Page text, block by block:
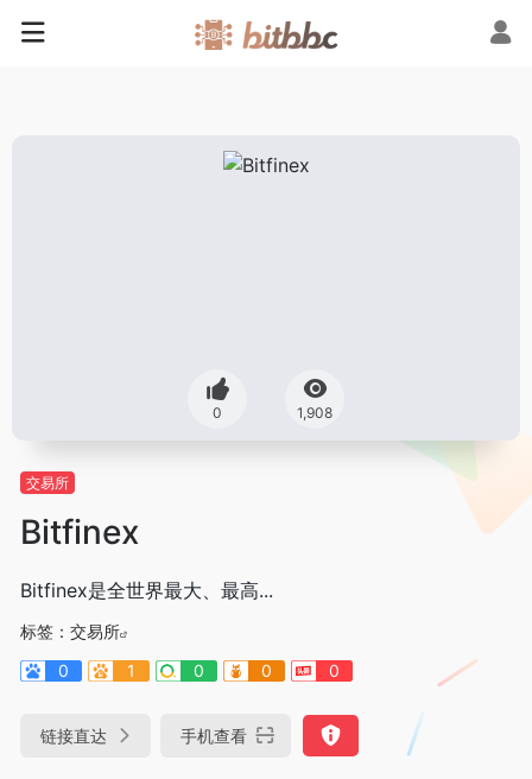
0 1,908
交易所
Bitfinex
Bitfinex是全世界最大、最高...
标签： 交易所
0
1 0 0 0
链接直达 手机查看